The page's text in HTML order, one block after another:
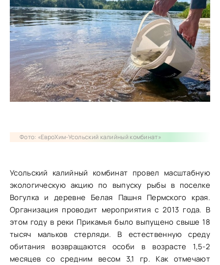
Фото: «ЕвроХим-Усольский калийный комбинат»
Усольский калийный комбинат провел масштабную
экологическую акцию по выпуску рыбы в поселке
Вогулка и деревне Белая Пашня Пермского края.
Организация проводит мероприятия с 2013 года. В
этом году в реки Прикамья было выпущено свыше 18
тысяч мальков стерляди. В естественную среду
обитания возвращаются особи в возрасте 1,5-2
месяцев со средним весом 3,1 гр. Как отмечают